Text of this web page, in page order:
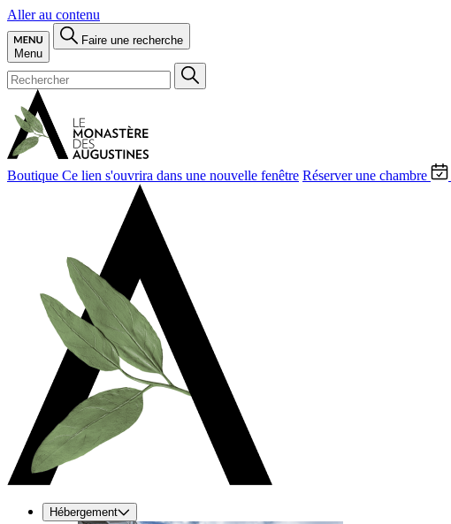
Aller au contenu
Menu
Faire une recherche
Boutique Ce lien s'ouvrira dans une nouvelle fenêtre Réserver une chambre
Hébergement